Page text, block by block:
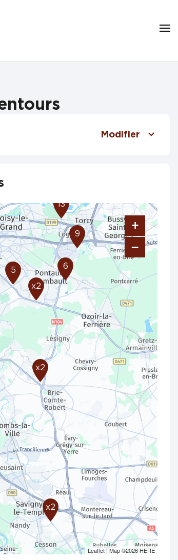
Modifier
x2
13
9
6
5
x2
x2
+
−
Leaflet| Map ©2026HERE